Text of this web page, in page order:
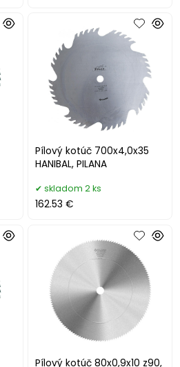
Pílový kotúč 700x4,0x35
HANIBAL, PILANA
skladom 2 ks
162.53 €
Pílový kotúč 80x0,9x10 z90,